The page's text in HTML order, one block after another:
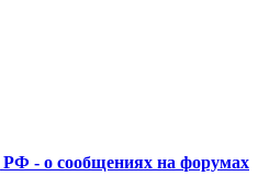
- о сообщениях на форумах